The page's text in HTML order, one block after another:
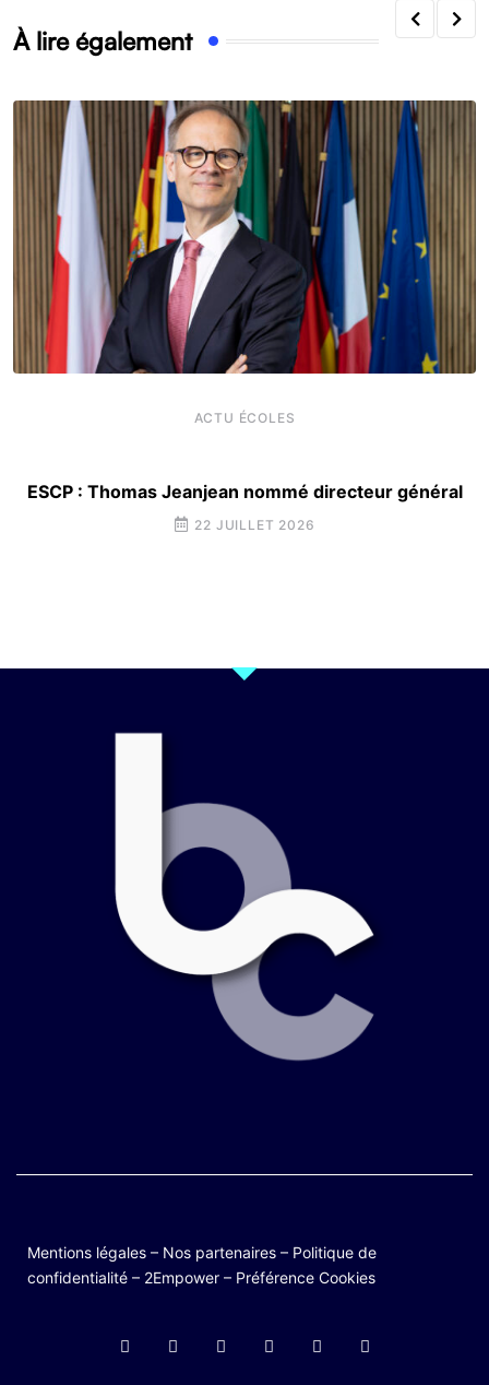
À lire également
ACTU ÉCOLES
ESCP : Thomas Jeanjean nommé directeur général
22 JUILLET 2026
Mentions légales – Nos partenaires – Politique de
confidentialité – 2Empower – Préférence Cookies